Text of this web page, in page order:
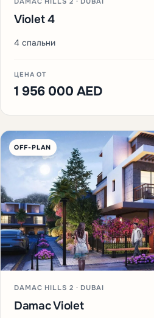
Violet 4
4 спальни
ЦЕНА ОТ
1 956 000 AED
OFF-PLAN
DAMAC HILLS 2 · DUBAI
Damac Violet